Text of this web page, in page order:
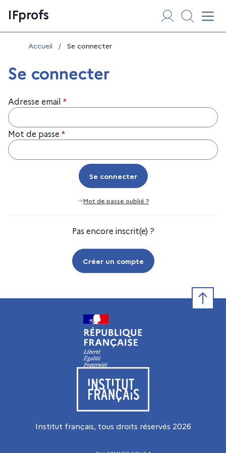
au
contenu
IFprofs
Vous êtes ici :
Accueil / Se connecter
Se connecter
Adresse email *
Mot de passe *
Se connecter
Se connecter
Mot de passe oublié ?
Pas encore inscrit(e) ?
Créer un compte
Visiter le site de l’Institut français
Institut français, tous droits réservés 2026